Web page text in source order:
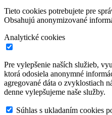
Tieto cookies potrebujete pre
Obsahujú anonymizované
Analytické cookies
Pre vylepšenie naších služieb,
ktorá odosiela anonymné
agregované dáta o zvyklostiach
denne vylepšujeme naše služby.
Súhlas s ukladaním cookies